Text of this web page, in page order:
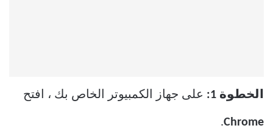
الخطوة 1: على جهاز الكمبيوتر الخاص بك ، افتح
Chrome
.